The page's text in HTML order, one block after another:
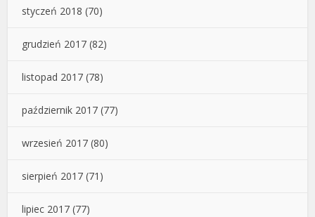
styczeń 2018 (70)
grudzień 2017 (82)
listopad 2017 (78)
październik 2017 (77)
wrzesień 2017 (80)
sierpień 2017 (71)
lipiec 2017 (77)